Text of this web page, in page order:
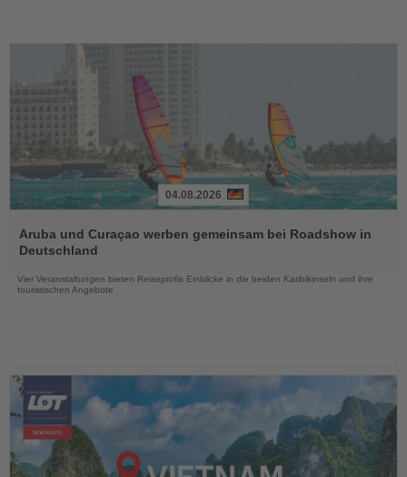
Sie
die
04.08.2026
Aruba und Curaçao werben gemeinsam bei Roadshow in
Deutschland
Vier Veranstaltungen bieten Reiseprofis Einblicke in die beiden Karibikinseln und ihre
touristischen Angebote